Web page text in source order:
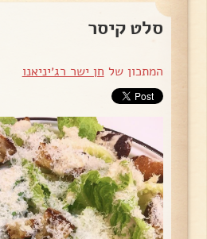
סלט קיסר
המתכון של חן ישר רג׳יניאנו